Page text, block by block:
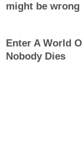
might be wrong
Enter A World
Nobody Dies